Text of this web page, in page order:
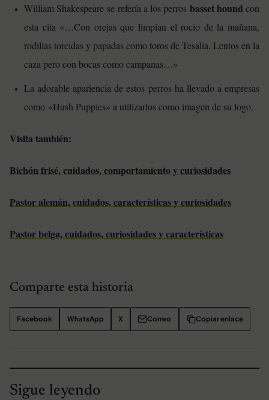
William Shakespeare se refería a los perros basset hound con
esta cita «…Con orejas que limpian el rocio de la mañana,
rodillas torcidas y papadas como toros de Tesalia. Lentos en la
caza pero con bocas como campanas…»
La adorable apariencia de estos perros ha llevado a empresas
como «Hush Puppies» a utilizarlos como imagen de su logo.
Visita también:
Bichón frisé, cuidados, comportamiento y curiosidades
Pastor alemán, cuidados, características y curiosidades
Pastor belga, cuidados, curiosidades y características
Comparte esta historia
Facebook WhatsApp X Correo Copiar enlace
Sigue leyendo